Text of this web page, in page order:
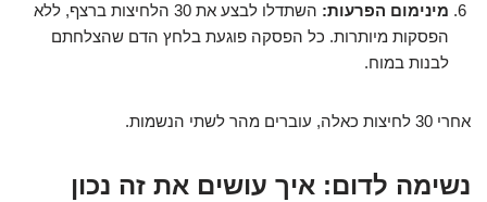
מינימום הפרעות:
השתדלו לבצע את 30 הלחיצות ברצף, ללא
הפסקות מיותרות. כל הפסקה פוגעת בלחץ הדם שהצלחתם
לבנות במוח.
אחרי 30 לחיצות כאלה, עוברים מהר לשתי הנשמות.
נשימה לדום: איך עושים את זה נכון